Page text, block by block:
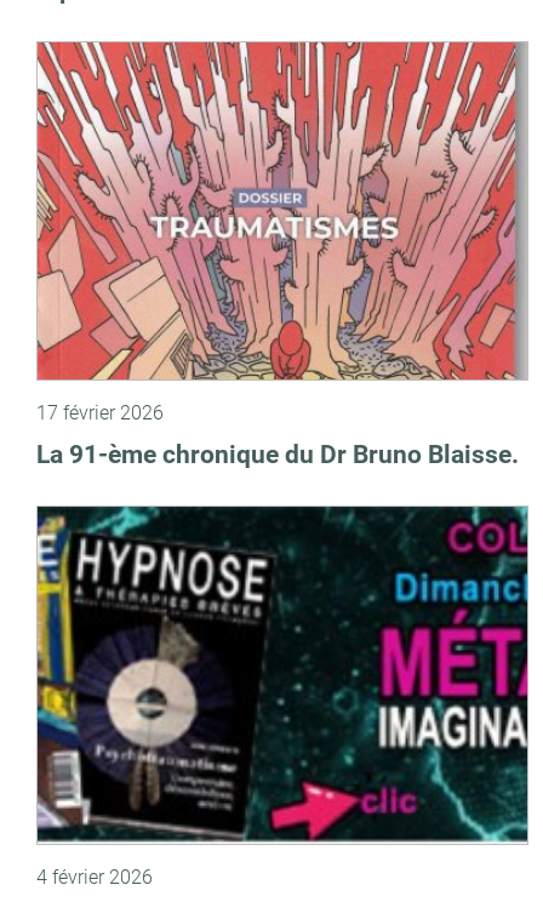
17 février 2026
La 91-ème chronique du Dr Bruno Blaisse.
4 février 2026